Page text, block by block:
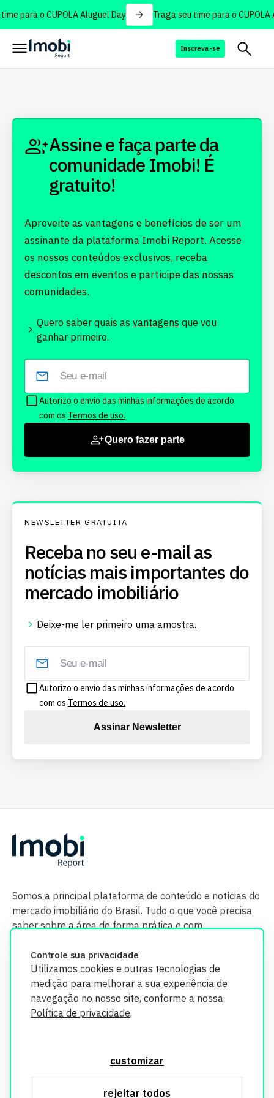
para o CUPOLA Aluguel Day Traga seu time para o CUPOLA
Inscreva-se
Controle sua privacidade
Utilizamos cookies e outras tecnologias de
medição para melhorar a sua experiência de
navegação no nosso site, conforme a nossa
Política de privacidade.
customizar
rejeitar todos
Assine e faça parte da
comunidade Imobi! É
gratuito!
Aproveite as vantagens e benefícios de ser um
assinante da plataforma Imobi Report. Acesse
os nossos conteúdos exclusivos, receba
descontos em eventos e participe das nossas
comunidades.
Quero saber quais as vantagens que vou
ganhar primeiro.
Autorizo o envio das minhas informações de acordo
com os Termos de uso.
Quero fazer parte
NEWSLETTER GRATUITA
Receba no seu e-mail as
notícias mais importantes do
mercado imobiliário
Deixe-me ler primeiro uma amostra.
Autorizo o envio das minhas informações de acordo
com os Termos de uso.
Assinar Newsletter
Somos a principal plataforma de conteúdo e notícias do
mercado imobiliário do Brasil. Tudo o que você precisa
saber sobre a área de forma prática e com
segurança. Todos os dados coletados em nosso site são
utilizados exclusivamente para fins de aprimoramento de
informações, consulte nossa Política de Privacidade.